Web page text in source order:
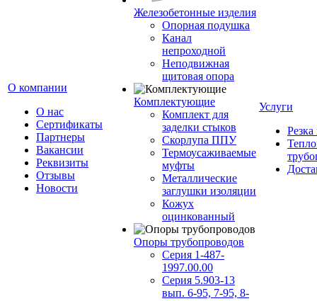
О компании
О нас
Сертификаты
Партнеры
Вакансии
Реквизиты
Отзывы
Новости
Железобетонные изделия
Опорная подушка
Канал
непроходной
Неподвижная
щитовая опора
Комплектующие
Комплект для
заделки стыков
Скорлупа ППУ
Термоусаживаемые
муфты
Металлические
заглушки изоляции
Кожух
оцинкованный
Опоры трубопроводов
Серия 1-487-
1997.00.00
Серия 5.903-13
вып. 6-95, 7-95, 8-
Услуги
Резка